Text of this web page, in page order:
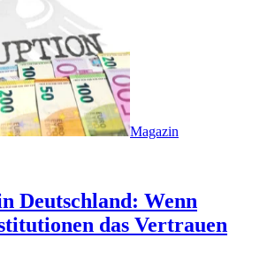
Magazin
Deutschland: Wenn
das Vertrauen